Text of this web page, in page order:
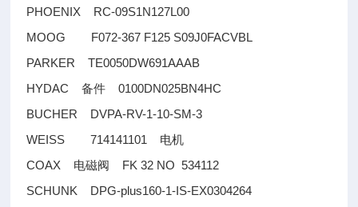
PHOENIX RC-09S1N127L00
MOOG F072-367 F125 S09J0FACVBL
PARKER TE0050DW691AAAB
HYDAC备件 0100DN025BN4HC
BUCHER DVPA-RV-1-10-SM-3
WEISS 714141101 电机
COAX 电磁阀
FK 32 NO 534112
SCHUNK DPG-plus160-1-IS-EX0304264